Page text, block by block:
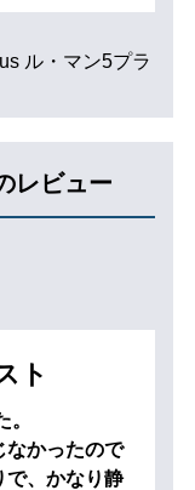
ル・マン5プラ
レビュー
ト
なかったので
で、かなり静